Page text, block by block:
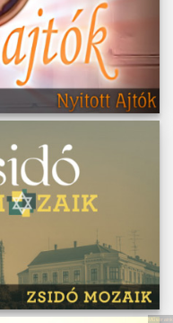
Műsoraink